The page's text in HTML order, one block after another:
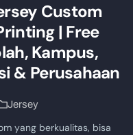
Custom
| Free
Kampus,
& Perusahaan
Jersey
yang berkualitas, bisa